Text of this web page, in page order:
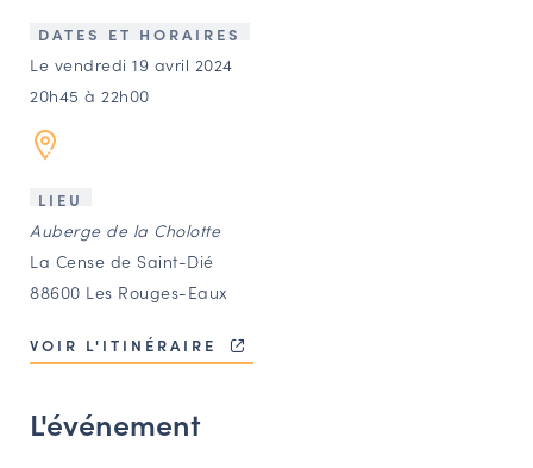
CONTACT
Agenda
Annuaire
Ressources
BOURSE D’ÉCHANGE
CARTES DES NAUDIN
DATES ET HORAIRES
Le vendredi 19 avril 2024
20h45 à 22h00
LIEU
Auberge de la Cholotte
La Cense de Saint-Dié
88600 Les Rouges-Eaux
VOIR L'ITINÉRAIRE
L'événement